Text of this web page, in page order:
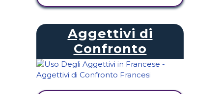
Aggettivi di
Confronto